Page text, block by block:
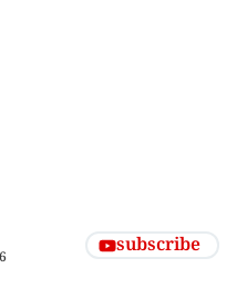
subscribe